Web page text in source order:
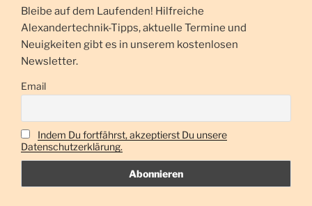
N
Bleibe auf dem Laufenden! Hilfreiche
Alexandertechnik-Tipps, aktuelle Termine und
Neuigkeiten gibt es in unserem kostenlosen
Newsletter.
Email
Indem Du fortfährst, akzeptierst Du unsere
Datenschutzerklärung.